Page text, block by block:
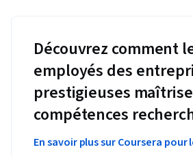
Découvrez comment
employés des
prestigieuses
compétences
En savoir plus sur Coursera pour